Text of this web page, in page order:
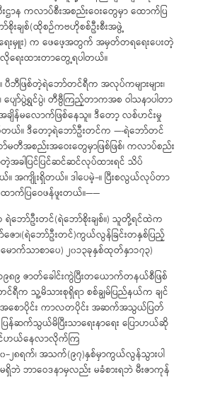
ာန ကလာပ်စီးအစည်းဝေးတွေမှာ ထောက်ပြ
းချစ်(ထိုစဉ်ကဗဟိုစစ်ဦးစီးအဖွဲ့
ေးမှူး) က ဖေဖေ့အတွက် အမှတ်တရရေးပေးတဲ့
လိုရေးထားတာတွေ့ရပါတယ်။
ပီဘီဖြစ်တဲ့ရဲဘော်တင်ရီက အလုပ်ကများများ၊
၊ ပျော်ပွဲရွှင်ပွဲ၊ တီဗွီကြည့်တာကအစ ဝါသနာပါတာ
အချိန်မလောက်ဖြစ်နေသူ။ ဒီတော့ လစ်ဟင်းမှု
ယ်။ ဒီတော့ရဲဘော်ဦးတင်က —-ရဲဘော်တင်
မတီအစည်းအဝေးတွေမှာဖြစ်ဖြစ်၊ ကလာပ်စည်း
ာတဲ့အခါပြင်ပြင်ဆင်ဆင်လုပ်ထားရင် သိပ်
အကျိုးရှိတယ်။ ဒါပေမဲ့–။ ပြီးစလွယ်လုပ်တာ
ာက်ပြဝေဖန်ဖူးတယ်။——
ဘော်ဦးတင်(ရဲဘော်စိုးချစ်။) သူတို့ရင်ထဲက
ဇော၊(ရဲဘော်ဦးတင်)ကွယ်လွန်ခြင်းတနှစ်ပြည့်
ာက်သာစာပေ) ၂၀၁၃ခုနှစ်ထုတ်နှာ၁၇၃)
၉ ဇာတ်ခေါင်းကွဲပြီးတယောက်တနယ်စီဖြစ်
ရီက သူ့မိသားစုရှိရာ စစ်ချွမ်ပြည်နယ်က ချင်
အစောပိုင်း ကာလတပိုင်း အဆက်အသွယ်ပြတ်
ြန်ဆက်သွယ်မိပြီးသာရေးနာရေး ပြောဟယ်ဆို
ဟယ်နေလာလိုက်ကြ
–၂၈ရက်၊ အသက်(၉၇)နှစ်မှာကွယ်လွန်သွားပါ
ရှိဘဲ ဘာဝေဒနာမှလည်း မခံစားရဘဲ မီးဇာကုန်